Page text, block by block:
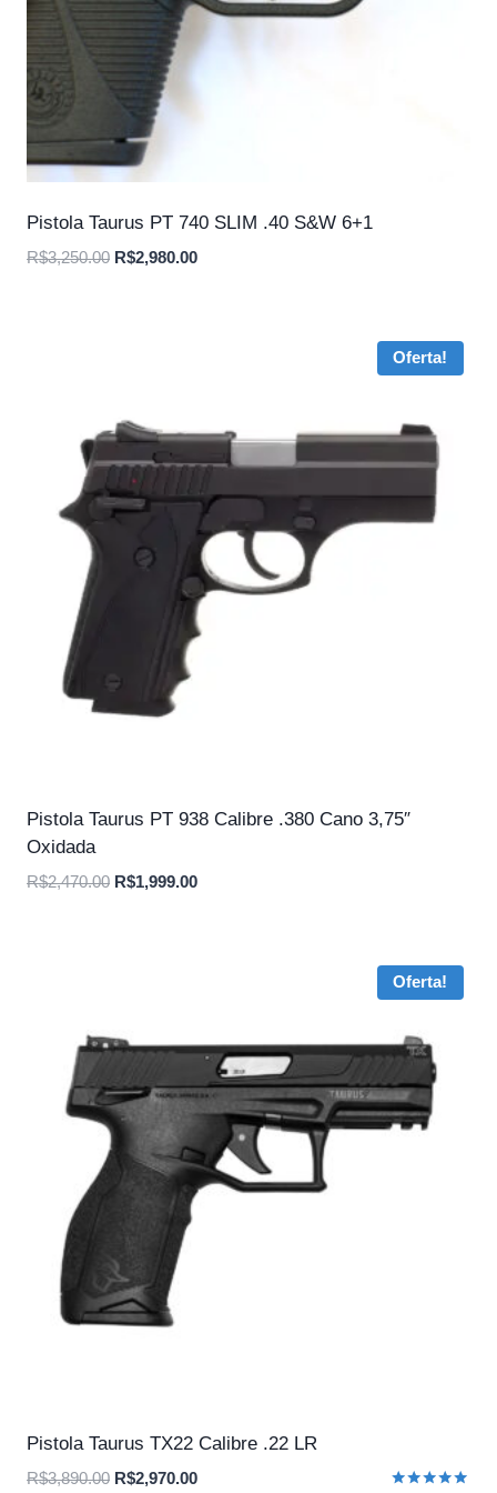
Pistola Taurus PT 740 SLIM .40 S&W 6+1
R$3,250.00 O
R$2,980.00O
Oferta!
Pistola Taurus PT 938 Calibre .380 Cano 3,75″
Oxidada
R$2,470.00 O
R$1,999.00O
Oferta!
Pistola Taurus TX22 Calibre .22 LR
R$3,890.00 O
R$2,970.00O